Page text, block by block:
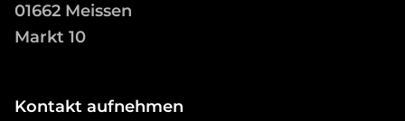
01662 Meissen
Markt 10
Kontakt aufnehmen